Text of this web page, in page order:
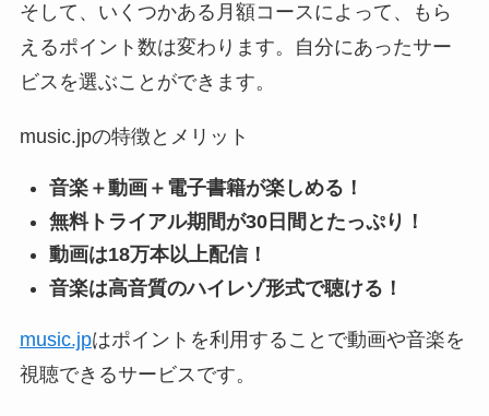
そして、いくつかある月額コースによって、もら
えるポイント数は変わります。自分にあったサー
ビスを選ぶことができます。
music.jpの特徴とメリット
音楽＋動画＋電子書籍が楽しめる！
無料トライアル期間が30日間とたっぷり！
動画は18万本以上配信！
音楽は高音質のハイレゾ形式で聴ける！
music.jpはポイントを利用することで動画や音楽を
視聴できるサービスです。